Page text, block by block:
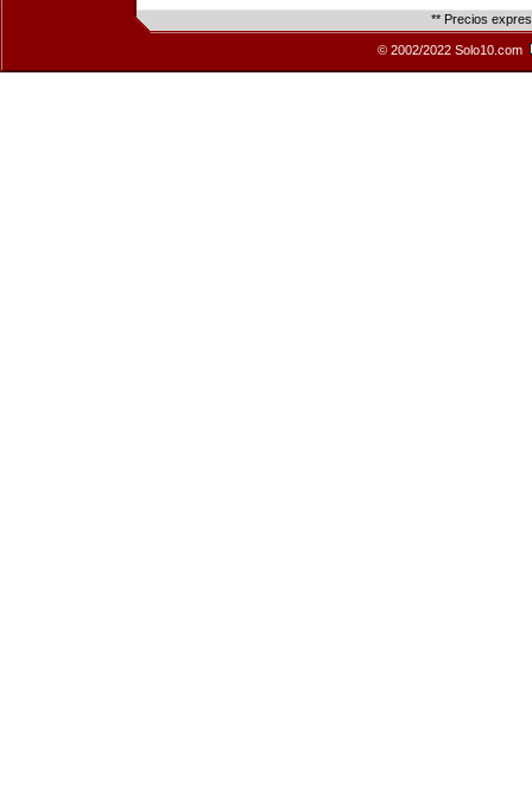
** Precios
© 2002/2022 Solo10.com